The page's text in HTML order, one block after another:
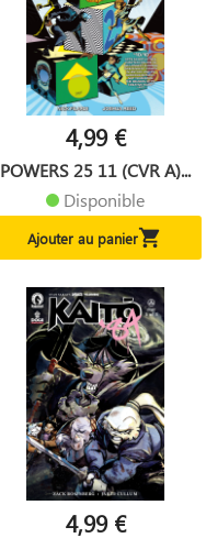
4,99 €
POWERS 25 11 (CVR A)...
Disponible
Ajouter au panier
4,99 €